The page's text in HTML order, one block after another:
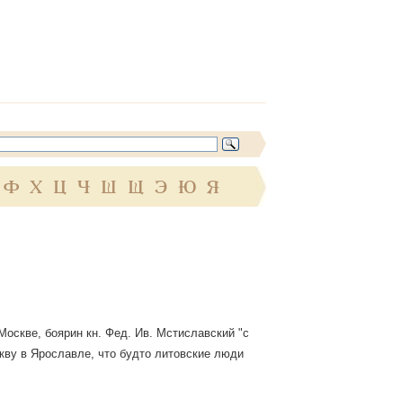
Ф Х Ц Ч Ш Щ Э Ю Я
боярин кн. Фед. Ив. Мстиславский "с
в Ярославле, что будто литовские люди